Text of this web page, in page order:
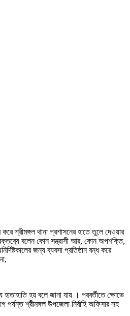
শ্রীমঙ্গল থানা প্রশাসনের হাতে তুলে দেওয়ার
বক্তব্যে বলেন কোন সন্ত্রাসী আর, কোন অপশক্তি,
জন্য ব্যবসা প্রতিষ্ঠান বন্ধ করে
হয় বলে জানা যায় । পরবর্তীতে ক্ষোভে
পর্যন্ত শ্রীমঙ্গল উপজেলা নির্বাহি অফিসার সহ